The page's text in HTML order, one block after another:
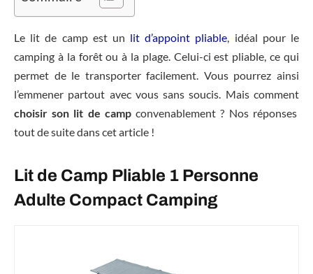
Le lit de camp est un lit d’appoint pliable , idéal pour le
camping à la forêt ou à la plage. Celui-ci est pliable, ce qui
permet de le transporter facilement. Vous pourrez ainsi
l’emmener partout avec vous sans soucis. Mais comment
choisir son lit de campconvenablement ? Nos réponses
tout de suite dans cet article !
Lit de Camp Pliable 1 Personne
Adulte Compact Camping